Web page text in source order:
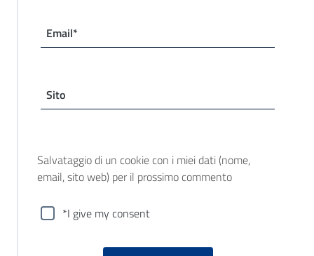
Email*
Sito
Salvataggio di un cookie con i miei dati (nome,
email, sito web) per il prossimo commento
*I give my consent